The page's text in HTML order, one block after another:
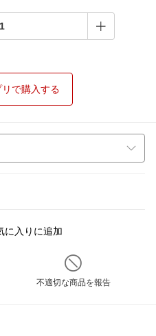
で購入する
に入りに追加
不適切な商品を報告